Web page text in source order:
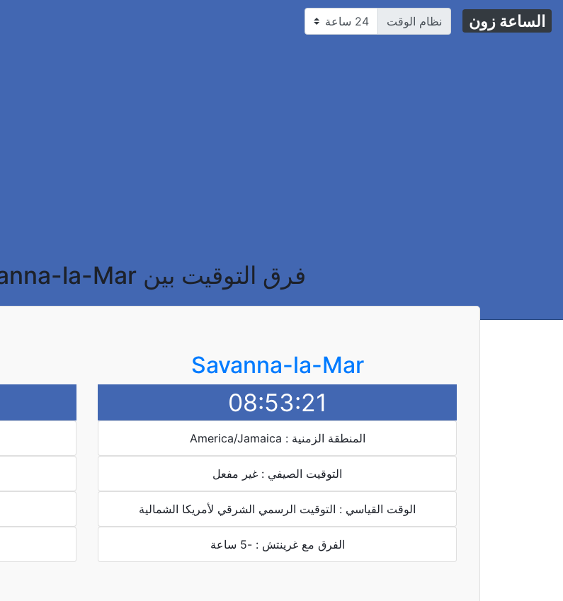
الساعة زون نظام الوقت
فرق التوقيت بين Savanna-la-Mar و باريس
Savanna-la-Mar
08:53:21
المنطقة الزمنية : America/Jamaica
التوقيت الصيفي : غير مفعل
الوقت القياسي : التوقيت الرسمي الشرقي لأمريكا الشمالية
الفرق مع غرينتش : -5 ساعة